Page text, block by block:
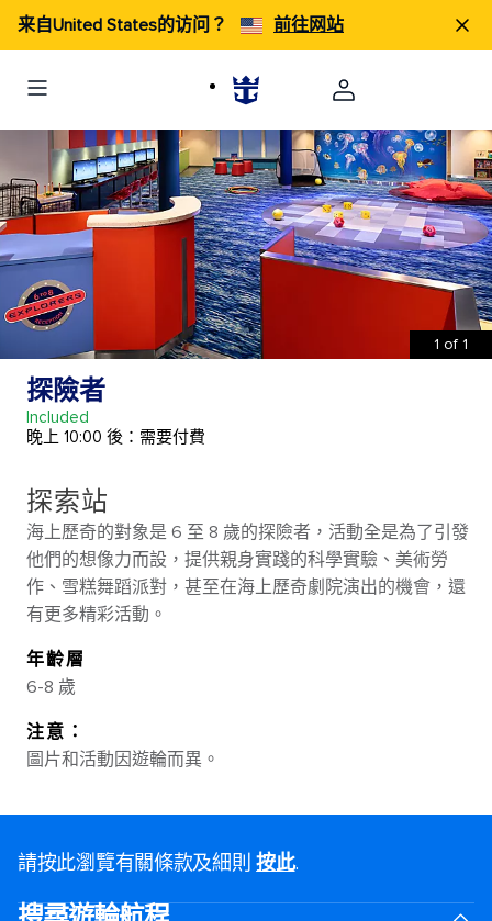
来自United States的访问？ 前往网站
1 of 1
探險者
Included
晚上 10:00 後：需要付費
探索站
海上歷奇的對象是 6 至 8 歲的探險者，活動全是為了引發
他們的想像力而設，提供親身實踐的科學實驗、美術勞
作、雪糕舞蹈派對，甚至在海上歷奇劇院演出的機會，還
有更多精彩活動。
年齡層
6-8 歲
注意：
圖片和活動因遊輪而異。
請按此瀏覽有關條款及細則按此.